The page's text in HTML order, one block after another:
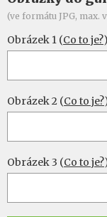
(ve formátu JPG, max.
Obrázek 1 (Co to je?)
Obrázek 2 (Co to je?
Obrázek 3 (Co to je?